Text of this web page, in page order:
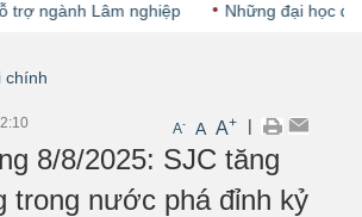
Lâm nghiệp Những đại học đầu
chính
A- A A+ |
8/8/2025: SJC tăng
trong nước phá đỉnh kỷ